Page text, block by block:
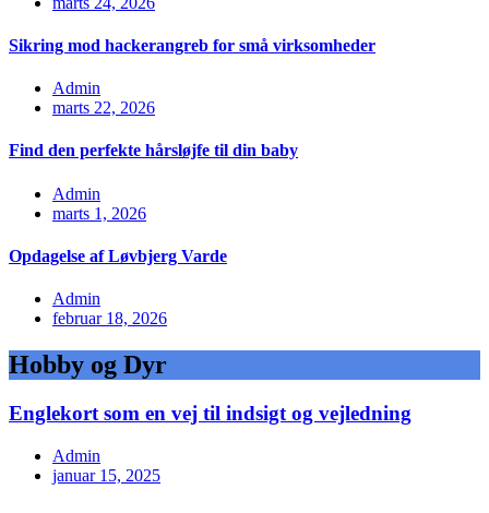
Sikring mod hackerangreb for små virksomheder
Admin
marts 22, 2026
Find den perfekte hårsløjfe til din baby
Admin
marts 1, 2026
Opdagelse af Løvbjerg Varde
Admin
februar 18, 2026
Hobby og Dyr
Englekort som en vej til indsigt og vejledning
Admin
januar 15, 2025